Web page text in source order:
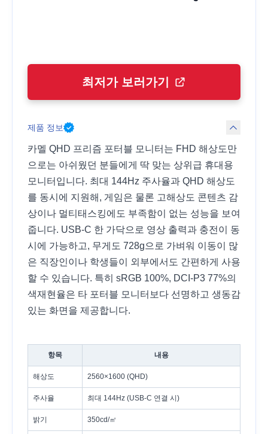
최저가 보러가기
제품 정보
카멜 QHD 프리즘 포터블 모니터는 FHD 해상도만
으로는 아쉬웠던 분들에게 딱 맞는 상위급 휴대용
모니터입니다. 최대 144Hz 주사율과 QHD 해상도
를 동시에 지원해, 게임은 물론 고해상도 콘텐츠 감
상이나 멀티태스킹에도 부족함이 없는 성능을 보여
줍니다. USB-C 한 가닥으로 영상 출력과 충전이 동
시에 가능하고, 무게도 728g으로 가벼워 이동이 많
은 직장인이나 학생들이 외부에서도 간편하게 사용
할 수 있습니다. 특히 sRGB 100%, DCI-P3 77%의
색재현율은 타 포터블 모니터보다 선명하고 생동감
있는 화면을 제공합니다.
항목 내용
해상도 2560×1600 (QHD)
주사율 최대 144Hz (USB-C 연결 시)
밝기 350cd/㎡